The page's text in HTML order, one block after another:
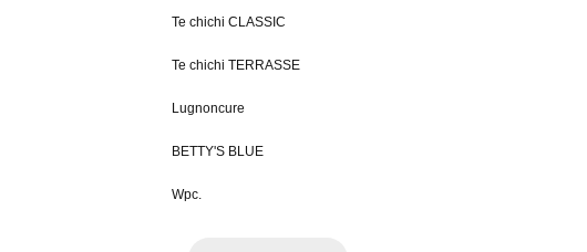
Te chichi CLASSIC
Te chichi TERRASSE
Lugnoncure
BETTY'S BLUE
Wpc.